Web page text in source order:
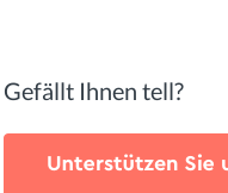
Gefällt Ihnen tell?